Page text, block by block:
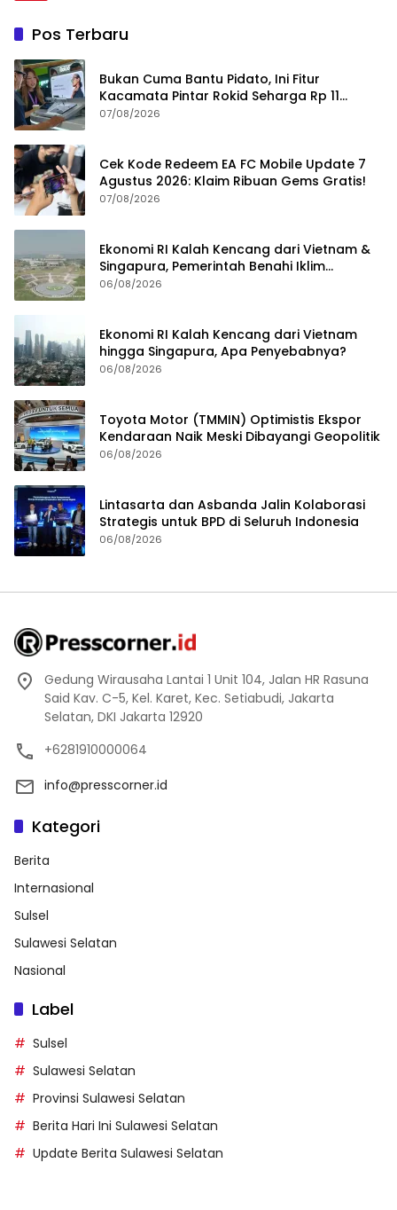
Pos Terbaru
Bukan Cuma Bantu Pidato, Ini Fitur
Kacamata Pintar Rokid Seharga Rp 11
Jutaan
07/08/2026
Cek Kode Redeem EA FC Mobile Update 7
Agustus 2026: Klaim Ribuan Gems Gratis!
07/08/2026
Ekonomi RI Kalah Kencang dari Vietnam &
Singapura, Pemerintah Benahi Iklim
Investasi
06/08/2026
Ekonomi RI Kalah Kencang dari Vietnam
hingga Singapura, Apa Penyebabnya?
06/08/2026
Toyota Motor (TMMIN) Optimistis Ekspor
Kendaraan Naik Meski Dibayangi Geopolitik
06/08/2026
Lintasarta dan Asbanda Jalin Kolaborasi
Strategis untuk BPD di Seluruh Indonesia
06/08/2026
Gedung Wirausaha Lantai 1 Unit 104, Jalan HR Rasuna
Said Kav. C-5, Kel. Karet, Kec. Setiabudi, Jakarta
Selatan, DKI Jakarta 12920
+6281910000064
info@presscorner.id
Kategori
Berita
Internasional
Sulsel
Sulawesi Selatan
Nasional
Label
Sulsel
Sulawesi Selatan
Provinsi Sulawesi Selatan
Berita Hari Ini Sulawesi Selatan
Update Berita Sulawesi Selatan